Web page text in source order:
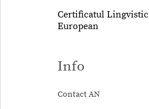
Certificatul Lingvistic
European
Info
Contact AN